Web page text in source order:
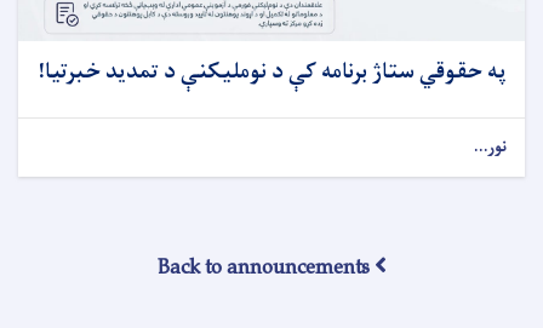
په حقوقي ستاژ برنامه کې د نوملیکنې د تمدید خبرتیا!
نور...
Back to announcements